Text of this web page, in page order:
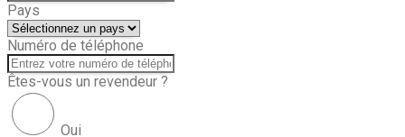
Pays
Numéro de téléphone
Êtes-vous un revendeur ?
Oui